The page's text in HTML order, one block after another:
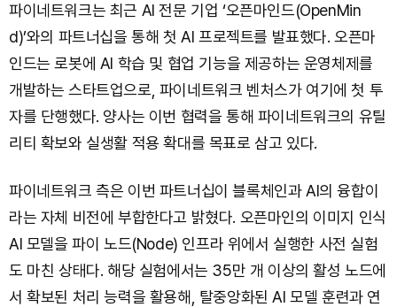
파이네트워크는 최근 AI 전문 기업 ‘오픈마인드(OpenMin
d)’와의 파트너십을 통해 첫 AI 프로젝트를 발표했다. 오픈마
인드는 로봇에 AI 학습 및 협업 기능을 제공하는 운영체제를
개발하는 스타트업으로, 파이네트워크 벤처스가 여기에 첫 투
자를 단행했다. 양사는 이번 협력을 통해 파이네트워크의 유틸
리티 확보와 실생활 적용 확대를 목표로 삼고 있다.
파이네트워크 측은 이번 파트너십이 블록체인과 AI의 융합이
라는 자체 비전에 부합한다고 밝혔다. 오픈마인의 이미지 인식
AI 모델을 파이 노드(Node) 인프라 위에서 실행한 사전 실험
도 마친 상태다. 해당 실험에서는 35만 개 이상의 활성 노드에
서 확보된 처리 능력을 활용해, 탈중앙화된 AI 모델 훈련과 연